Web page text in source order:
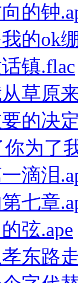
的钟
的ok
镇.flac
草原
的决
你为了
滴泪
七章
弦.ape
东路